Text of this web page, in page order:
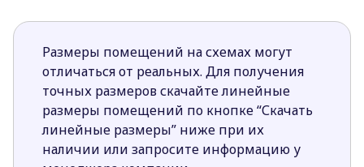
маленькие дети, поскольку снижен риск
травматизма.
Необычная планировка и размещение зон в
доме придется по духу свободолюбивым
людям, не привыкшим к стандартам.
Дневная зона представлена объединенными в
Размеры помещений на схемах могут
отличаться от реальных. Для получения
точных размеров скачайте линейные
размеры помещений по кнопке “Скачать
линейные размеры” ниже при их
наличии или запросите информацию у